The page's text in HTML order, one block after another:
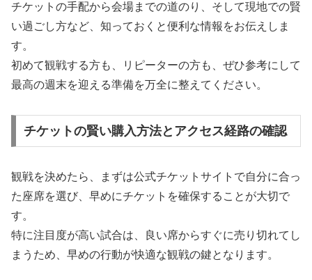
チケットの手配から会場までの道のり、そして現地での賢
い過ごし方など、知っておくと便利な情報をお伝えしま
す。
初めて観戦する方も、リピーターの方も、ぜひ参考にして
最高の週末を迎える準備を万全に整えてください。
チケットの賢い購入方法とアクセス経路の確認
観戦を決めたら、まずは公式チケットサイトで自分に合っ
た座席を選び、早めにチケットを確保することが大切で
す。
特に注目度が高い試合は、良い席からすぐに売り切れてし
まうため、早めの行動が快適な観戦の鍵となります。